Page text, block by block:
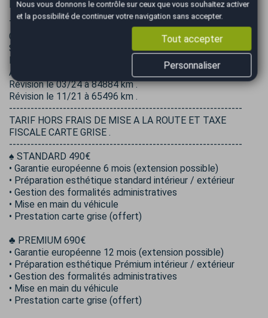
Très bon état intérieur et extérieur .
CT Vierge du 04/26 .
Suivi VOLKSWAGEN AUCH
Dernière révision le 03/26 à 109187 km
Avec 4 pneus neufs 4 saisons Kleber .
Révision le 03/24 à 84884 km .
Révision le 11/21 à 65496 km .
-----------------------------------------------------------------
TARIF HORS FRAIS DE MISE A LA ROUTE ET TAXE
FISCALE CARTE GRISE .
-----------------------------------------------------------------
♠️ STANDARD 490€
• Garantie européenne 6 mois (extension possible)
• Préparation esthétique standard intérieur / extérieur
• Gestion des formalités administratives
• Mise en main du véhicule
• Prestation carte grise (offert)
♣️ PREMIUM 690€
• Garantie européenne 12 mois (extension possible)
• Préparation esthétique Prémium intérieur / extérieur
• Gestion des formalités administratives
• Mise en main du véhicule
• Prestation carte grise (offert)
Nous vous donnons le contrôle sur ceux que vous souhaitez activer
et la possibilité de continuer votre navigation sans accepter.
Tout accepter
Personnaliser